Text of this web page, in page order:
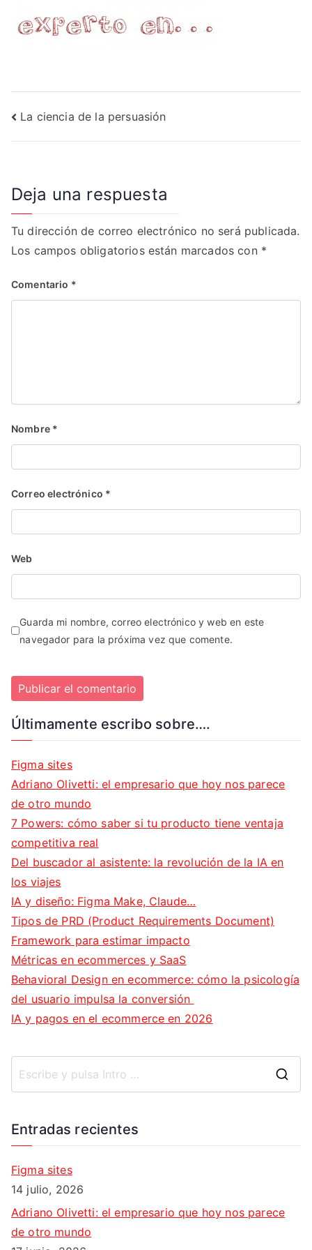
Navegación
de
La ciencia de la persuasión
Deja una respuesta
Tu dirección de correo electrónico no será publicada.
Los campos obligatorios están marcados con *
Comentario *
Nombre *
Correo electrónico *
Web
Guarda mi nombre, correo electrónico y web en este
navegador para la próxima vez que comente.
Últimamente escribo sobre….
Figma sites
Adriano Olivetti: el empresario que hoy nos parece
de otro mundo
7 Powers: cómo saber si tu producto tiene ventaja
competitiva real
Del buscador al asistente: la revolución de la IA en
los viajes
IA y diseño: Figma Make, Claude…
Tipos de PRD (Product Requirements Document)
Framework para estimar impacto
Métricas en ecommerces y SaaS
Behavioral Design en ecommerce: cómo la psicología
del usuario impulsa la conversión
IA y pagos en el ecommerce en 2026
Entradas recientes
Figma sites
14 julio, 2026
Adriano Olivetti: el empresario que hoy nos parece
de otro mundo